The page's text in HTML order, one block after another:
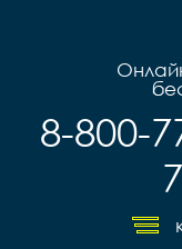
8-800-